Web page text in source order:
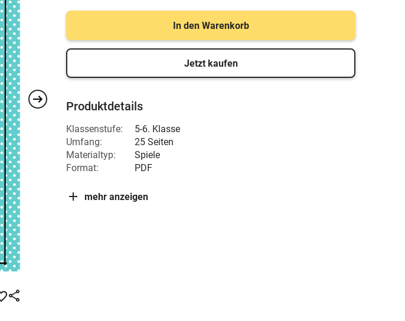
In den Warenkorb
Jetzt kaufen
Produktdetails
Klassenstufe:
5-6. Klasse
Umfang:
25 Seiten
Materialtyp:
Spiele
Format:
PDF
mehr anzeigen